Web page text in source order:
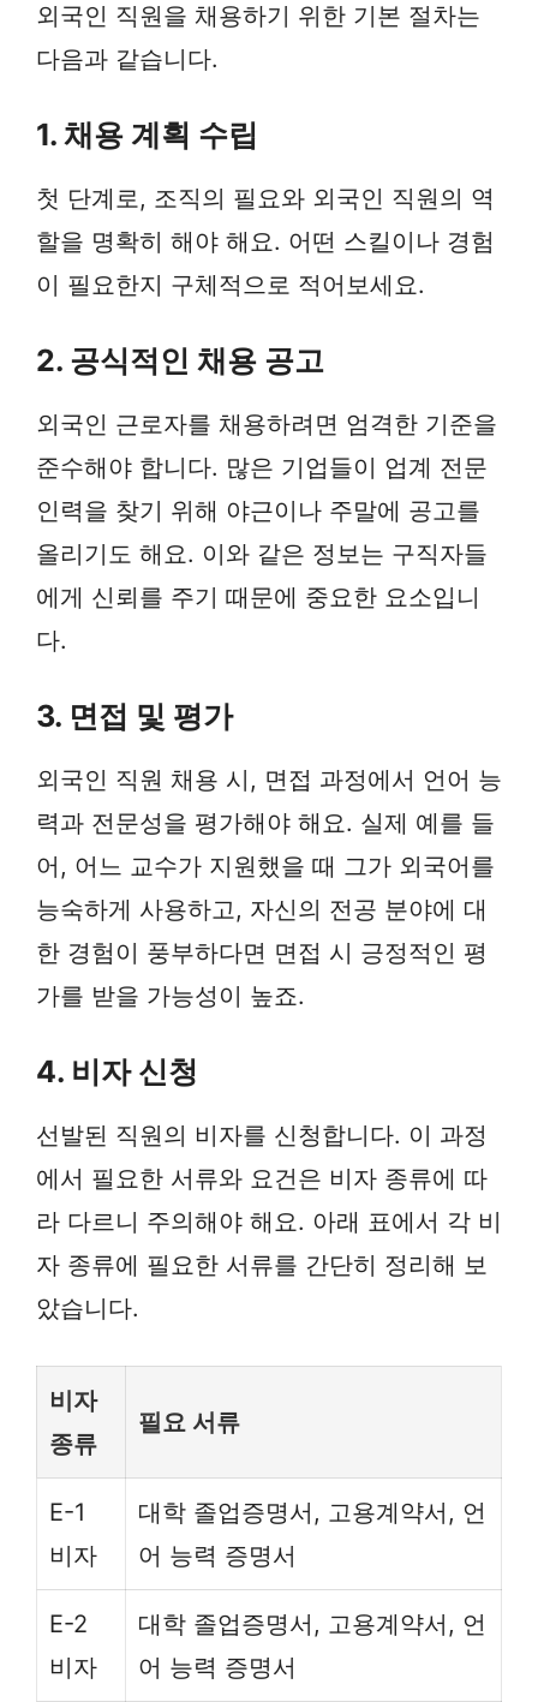
외국인 직원을 채용하기 위한 기본 절차는
다음과 같습니다.
1. 채용 계획 수립
첫 단계로, 조직의 필요와 외국인 직원의 역
할을 명확히 해야 해요. 어떤 스킬이나 경험
이 필요한지 구체적으로 적어보세요.
2. 공식적인 채용 공고
외국인 근로자를 채용하려면 엄격한 기준을
준수해야 합니다. 많은 기업들이 업계 전문
인력을 찾기 위해 야근이나 주말에 공고를
올리기도 해요. 이와 같은 정보는 구직자들
에게 신뢰를 주기 때문에 중요한 요소입니
다.
3. 면접 및 평가
외국인 직원 채용 시, 면접 과정에서 언어 능
력과 전문성을 평가해야 해요. 실제 예를 들
어, 어느 교수가 지원했을 때 그가 외국어를
능숙하게 사용하고, 자신의 전공 분야에 대
한 경험이 풍부하다면 면접 시 긍정적인 평
가를 받을 가능성이 높죠.
4. 비자 신청
선발된 직원의 비자를 신청합니다. 이 과정
에서 필요한 서류와 요건은 비자 종류에 따
라 다르니 주의해야 해요. 아래 표에서 각 비
자 종류에 필요한 서류를 간단히 정리해 보
았습니다.
비자
종류
필요 서류
E-1
비자
대학 졸업증명서, 고용계약서, 언
어 능력 증명서
E-2
비자
대학 졸업증명서, 고용계약서, 언
어 능력 증명서